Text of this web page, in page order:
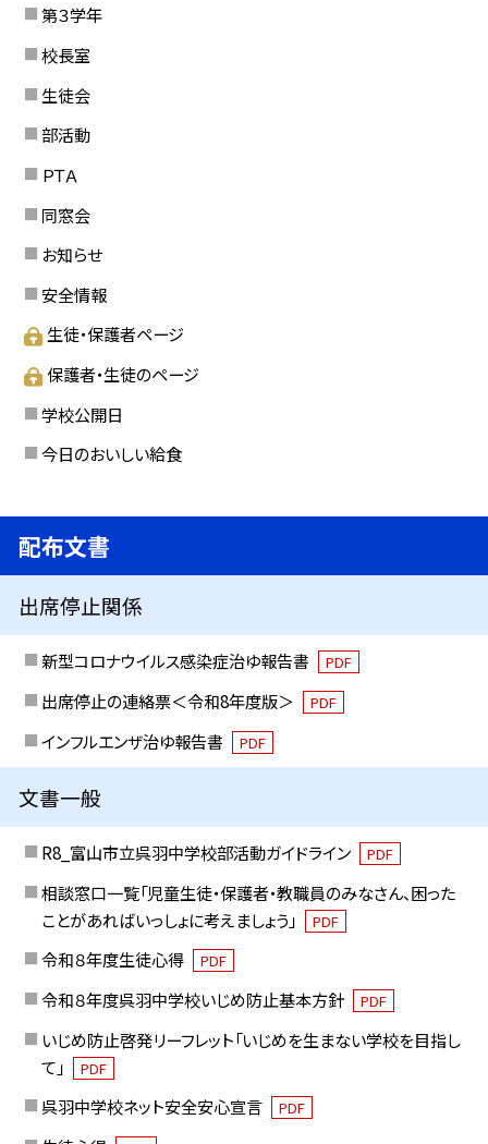
第３学年
校長室
生徒会
部活動
ＰＴＡ
同窓会
お知らせ
安全情報
生徒・保護者ページ
保護者・生徒のページ
学校公開日
今日のおいしい給食
配布文書
出席停止関係
新型コロナウイルス感染症治ゆ報告書 PDF
出席停止の連絡票＜令和8年度版＞ PDF
インフルエンザ治ゆ報告書 PDF
文書一般
R8_富山市立呉羽中学校部活動ガイドライン PDF
相談窓口一覧「児童生徒・保護者・教職員のみなさん、困った
ことがあればいっしょに考えましょう」
PDF
令和８年度生徒心得 PDF
令和８年度呉羽中学校いじめ防止基本方針 PDF
いじめ防止啓発リーフレット「いじめを生まない学校を目指し
て」
PDF
呉羽中学校ネット安全安心宣言 PDF